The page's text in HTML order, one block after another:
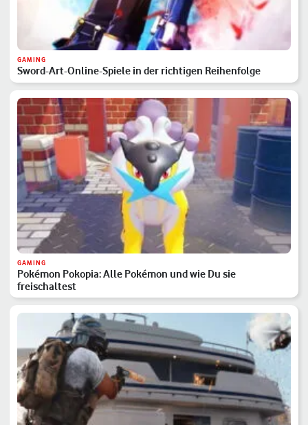
GAMING
Sword-Art-Online-Spiele in der richtigen Reihenfolge
GAMING
Pokémon Pokopia: Alle Pokémon und wie Du sie
freischaltest